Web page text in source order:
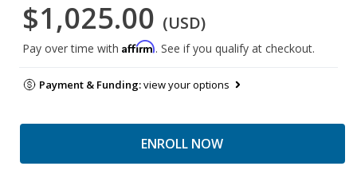
$1,025.00 (USD)
Pay over time with Affirm. See if you qualify at checkout.
Payment & Funding:view your options
ENROLL NOW